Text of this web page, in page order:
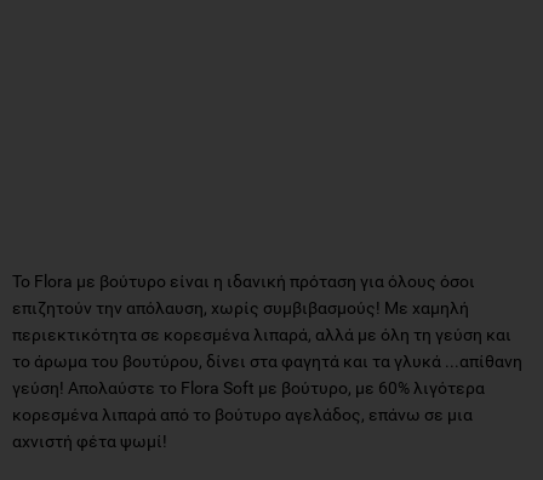
To Flora με βούτυρο είναι η ιδανική πρόταση για όλους όσοι
επιζητούν την απόλαυση, χωρίς συμβιβασμούς! Με χαμηλή
περιεκτικότητα σε κορεσμένα λιπαρά, αλλά με όλη τη γεύση και
το άρωμα του βουτύρου, δίνει στα φαγητά και τα γλυκά ...απίθανη
γεύση! Απολαύστε το Flora Soft με βούτυρο, με 60% λιγότερα
κορεσμένα λιπαρά από το βούτυρο αγελάδος, επάνω σε μια
αχνιστή φέτα ψωμί!